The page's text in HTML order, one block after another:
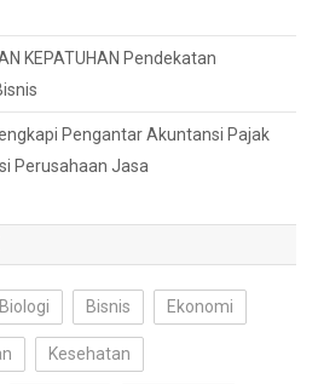
KEPATUHAN Pendekatan
Pengantar Akuntansi Pajak
Perusahaan Jasa
Biologi Bisnis Ekonomi
Kesehatan